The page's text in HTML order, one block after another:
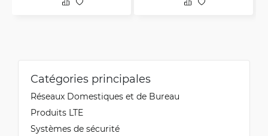
from GETIC SIA
Catégories principales
Réseaux Domestiques et de Bureau
Produits LTE
Systèmes de sécurité